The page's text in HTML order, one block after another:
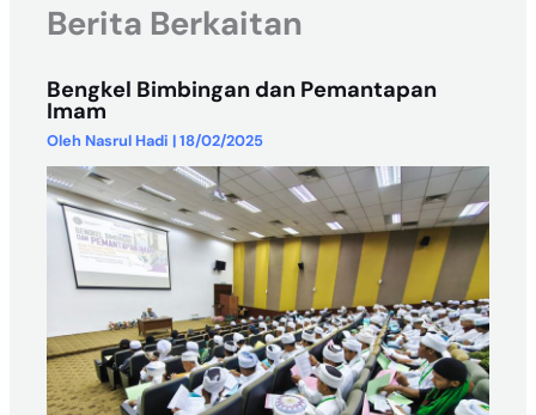
Berita Berkaitan
Bengkel Bimbingan dan Pemantapan
Imam
Oleh Nasrul Hadi |18/02/2025